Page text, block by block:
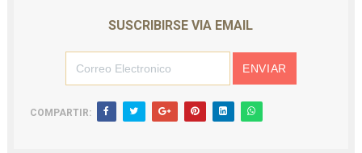
SUSCRIBIRSE VIA EMAIL
COMPARTIR: